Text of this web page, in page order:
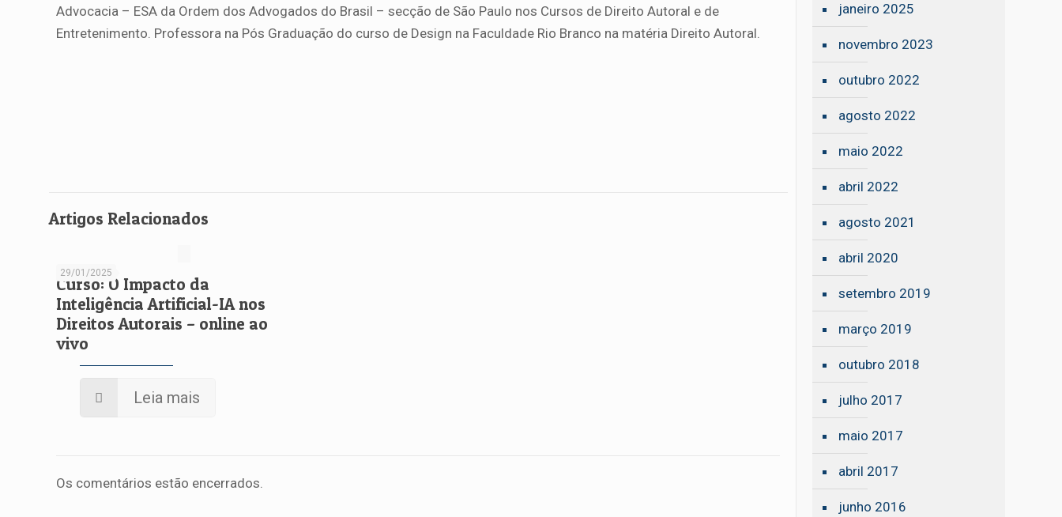
Advocacia – ESA da Ordem dos Advogados do Brasil – secção de São Paulo nos Cursos de Direito Autoral e de
Entretenimento. Professora na Pós Graduação do curso de Design na Faculdade Rio Branco na matéria Direito Autoral.
Artigos Relacionados
29/01/2025
Curso: O Impacto da
Inteligência Artificial-IA nos
Direitos Autorais – online ao
vivo
Leia mais
Os comentários estão encerrados.
janeiro 2025
novembro 2023
outubro 2022
agosto 2022
maio 2022
abril 2022
agosto 2021
abril 2020
setembro 2019
março 2019
outubro 2018
julho 2017
maio 2017
abril 2017
junho 2016